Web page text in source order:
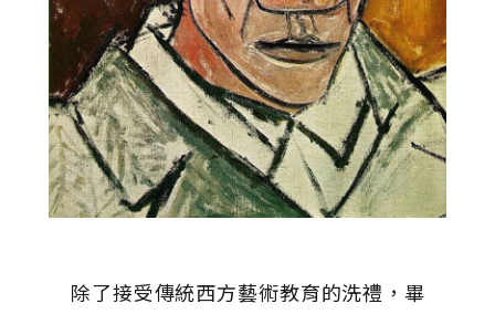
除了接受傳統西方藝術教育的洗禮，畢